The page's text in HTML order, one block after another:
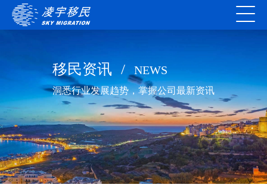
移民资讯 / NEWS
洞悉行业发展趋势，掌握公司最新资讯